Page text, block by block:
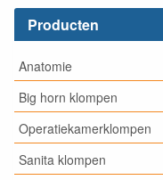
Producten
Anatomie
Big horn klompen
Operatiekamerklompen
Sanita klompen